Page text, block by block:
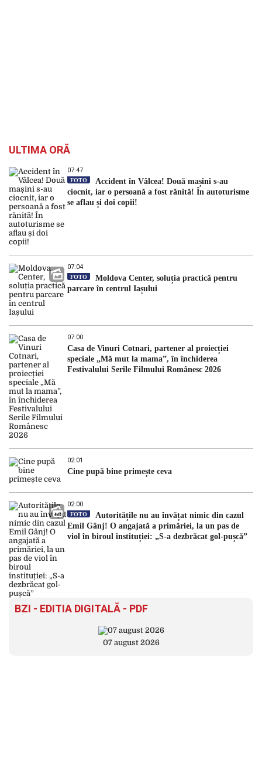
ULTIMA ORĂ
07:47
FOTO
Accident în Vâlcea! Două mașini s-au
ciocnit, iar o persoană a fost rănită! În autoturisme
se aflau și doi copii!
07:04
FOTO
Moldova Center, soluția practică pentru
parcare în centrul Iașului
07:00
Casa de Vinuri Cotnari, partener al proiecției
speciale „Mă mut la mama”, în închiderea
Festivalului Serile Filmului Românesc 2026
02:01
Cine pupă bine primește ceva
02:00
FOTO
Autoritățile nu au învățat nimic din cazul
Emil Gânj! O angajată a primăriei, la un pas de
viol în biroul instituției: „S-a dezbrăcat gol-pușcă”
BZI - EDITIA DIGITALĂ - PDF
07 august 2026